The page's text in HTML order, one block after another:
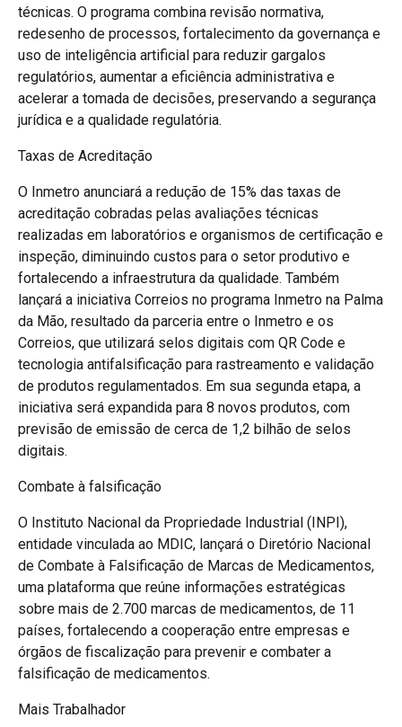
técnicas. O programa combina revisão normativa,
redesenho de processos, fortalecimento da governança e
uso de inteligência artificial para reduzir gargalos
regulatórios, aumentar a eficiência administrativa e
acelerar a tomada de decisões, preservando a segurança
jurídica e a qualidade regulatória.
Taxas de Acreditação
O Inmetro anunciará a redução de 15% das taxas de
acreditação cobradas pelas avaliações técnicas
realizadas em laboratórios e organismos de certificação e
inspeção, diminuindo custos para o setor produtivo e
fortalecendo a infraestrutura da qualidade. Também
lançará a iniciativa Correios no programa Inmetro na Palma
da Mão, resultado da parceria entre o Inmetro e os
Correios, que utilizará selos digitais com QR Code e
tecnologia antifalsificação para rastreamento e validação
de produtos regulamentados. Em sua segunda etapa, a
iniciativa será expandida para 8 novos produtos, com
previsão de emissão de cerca de 1,2 bilhão de selos
digitais.
Combate à falsificação
O Instituto Nacional da Propriedade Industrial (INPI),
entidade vinculada ao MDIC, lançará o Diretório Nacional
de Combate à Falsificação de Marcas de Medicamentos,
uma plataforma que reúne informações estratégicas
sobre mais de 2.700 marcas de medicamentos, de 11
países, fortalecendo a cooperação entre empresas e
órgãos de fiscalização para prevenir e combater a
falsificação de medicamentos.
Mais Trabalhador